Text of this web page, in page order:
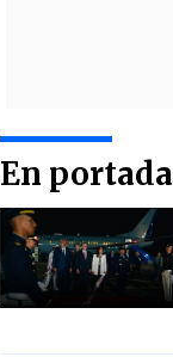
En portada